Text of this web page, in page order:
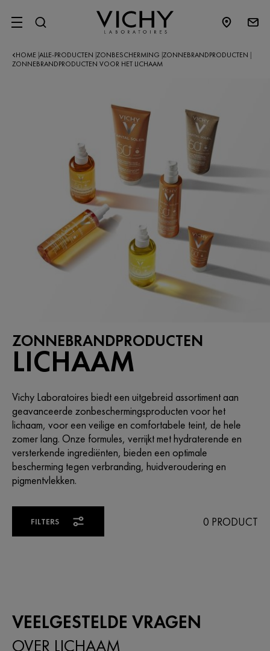
SITE MENU
HOME ALLE-PRODUCTEN ZONBESCHERMING ZONNEBRANDPRODUCTEN
ZONNEBRANDPRODUCTEN VOOR HET LICHAAM
ZONNEBRANDPRODUCTEN
LICHAAM
Vichy Laboratoires biedt een uitgebreid assortiment aan
geavanceerde zonbeschermingsproducten voor het
lichaam, voor een veilige en comfortabele teint, de hele
zomer lang. Onze formules, verrijkt met hydraterende en
versterkende ingrediënten, bieden een optimale
bescherming tegen verbranding, huidveroudering en
pigmentvlekken.
FILTERS 0 PRODUCT
VEELGESTELDE VRAGEN
OVER LICHAAM